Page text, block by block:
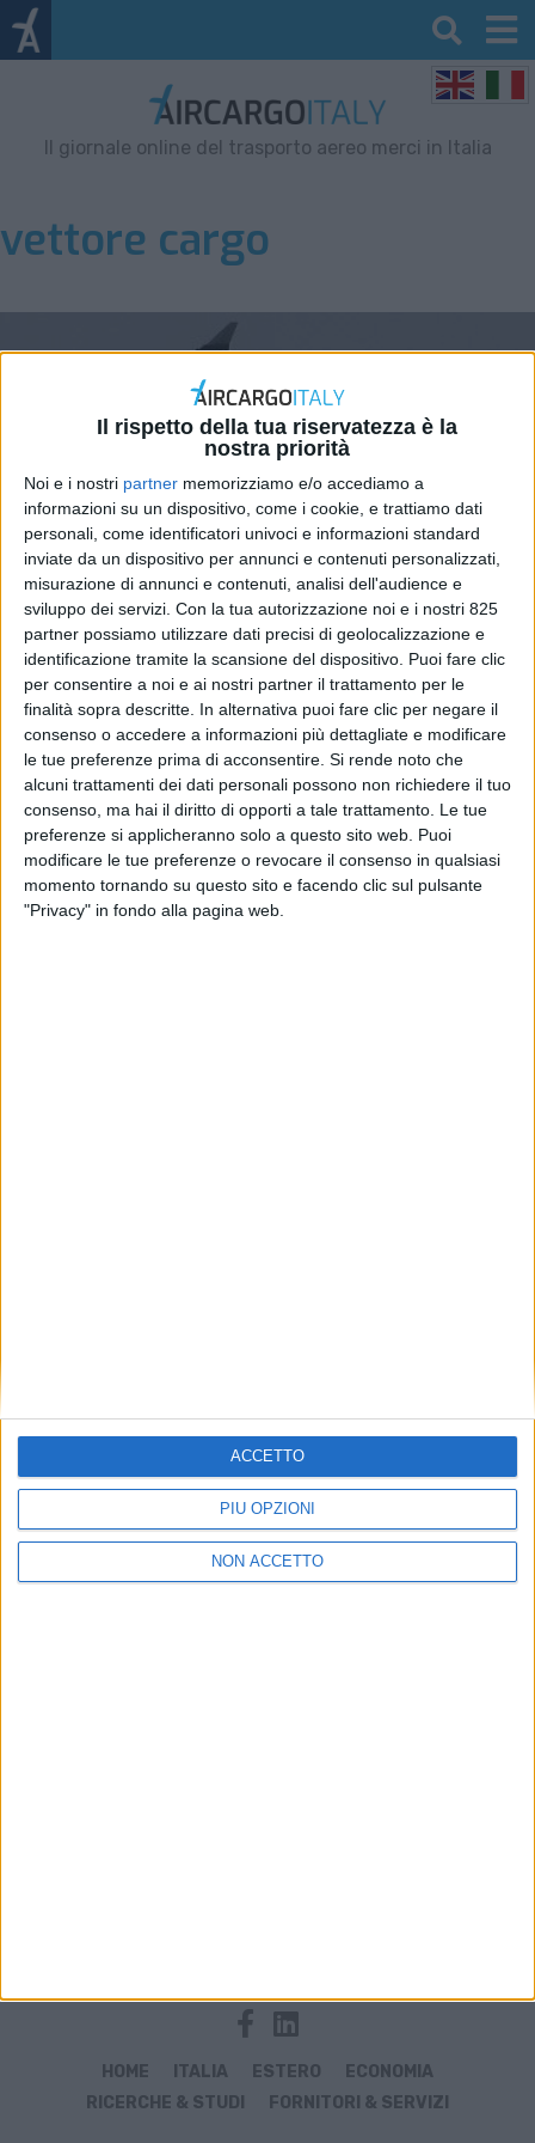
Il rispetto della tua riservatezza è la
nostra priorità
Noi e i nostri partner memorizziamo e/o accediamo a
informazioni su un dispositivo, come i cookie, e trattiamo dati
personali, come identificatori univoci e informazioni standard
inviate da un dispositivo per annunci e contenuti personalizzati,
misurazione di annunci e contenuti, analisi dell'audience e
sviluppo dei servizi. Con la tua autorizzazione noi e i nostri 825
partner possiamo utilizzare dati precisi di geolocalizzazione e
identificazione tramite la scansione del dispositivo. Puoi fare clic
per consentire a noi e ai nostri partner il trattamento per le
finalità sopra descritte. In alternativa puoi fare clic per negare il
consenso o accedere a informazioni più dettagliate e modificare
le tue preferenze prima di acconsentire. Si rende noto che
alcuni trattamenti dei dati personali possono non richiedere il tuo
consenso, ma hai il diritto di opporti a tale trattamento. Le tue
preferenze si applicheranno solo a questo sito web. Puoi
modificare le tue preferenze o revocare il consenso in qualsiasi
momento tornando su questo sito e facendo clic sul pulsante
"Privacy" in fondo alla pagina web.
PIÙ OPZIONI
NON ACCETTO
ACCETTO
Il giornale online del trasporto aereo merci in Italia
vettore cargo
FlyPop debutta nel Regno
Unito come vettore cargo
ESTERO 24 NOVEMBRE 2021
HOME ITALIA ESTERO
ECONOMIA
RICERCHE & STUDI
FORNITORI & SERVIZI